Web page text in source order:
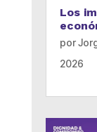
Los
por
2026